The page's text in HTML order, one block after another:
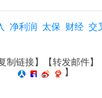
净利润 太保 财经 交
制链接】【转发邮件】
】